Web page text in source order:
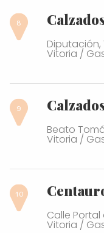
Diputación,
Vitoria /
Beato
Vitoria /
Calle Portal
Vitoria /